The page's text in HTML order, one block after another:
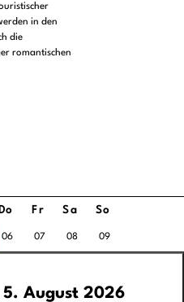
in den
die
romantischen
Do Fr Sa So
06 07 08 09
Programm am 5. August 2026